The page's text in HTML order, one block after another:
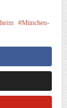
München-